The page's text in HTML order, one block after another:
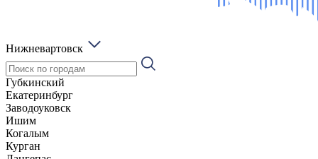
Нижневартовск
Губкинский
Екатеринбург
Заводоуковск
Ишим
Когалым
Курган